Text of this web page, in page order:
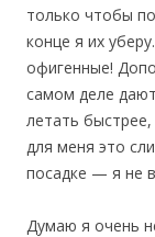
только чтобы
конце я их
офигенные!
самом деле
летать
для меня это
посадке — я не
Думаю я очень